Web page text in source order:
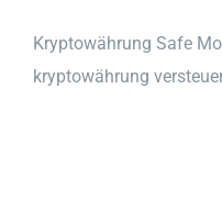
Kryptowährung Safe
kryptowährung